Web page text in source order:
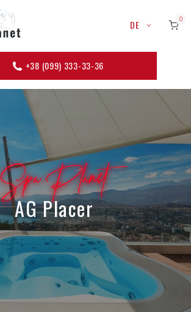
+38 (099) 333-33-36
DE 0
Spa Planet
AG Placer